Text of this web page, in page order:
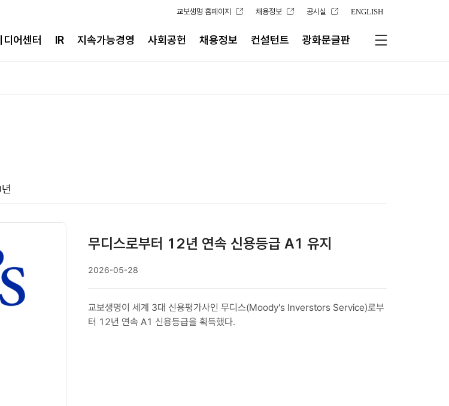
교보생명 홈페이지 채용정보 공시실 ENGLISH
디어센터 IR 지속가능경영 사회공헌 채용정보 컨설턴트 광화문글판
무디스로부터 12년 연속 신용등급 A1 유지
2026-05-28
교보생명이 세계 3대 신용평가사인 무디스(Moody's Inverstors Service)로부
터 12년 연속 A1 신용등급을 획득했다.